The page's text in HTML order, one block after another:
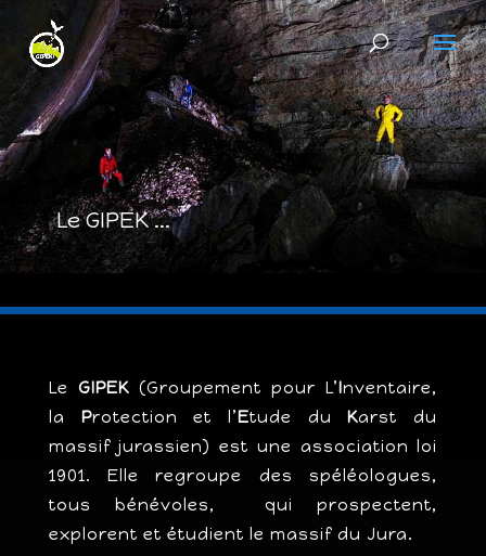
Le GIPEK ...
Le GIPEK(Groupement pour L’Inventaire,
la Protection et l’Etude duKarst du
massif jurassien) est une association loi
1901. Elle regroupe des spéléologues,
tous bénévoles, qui prospectent,
explorent et étudient le massif du Jura.